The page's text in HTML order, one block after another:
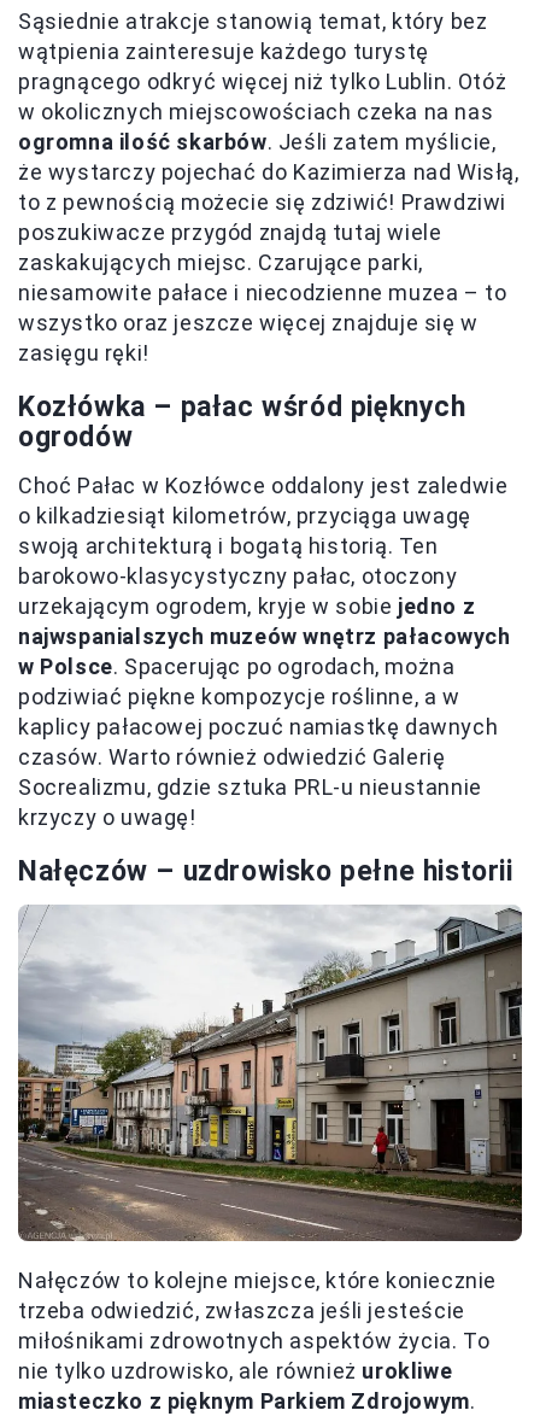
Sąsiednie atrakcje stanowią temat, który bez
wątpienia zainteresuje każdego turystę
pragnącego odkryć więcej niż tylko Lublin. Otóż
w okolicznych miejscowościach czeka na nas
ogromna ilość skarbów. Jeśli zatem myślicie,
że wystarczy pojechać do Kazimierza nad Wisłą,
to z pewnością możecie się zdziwić! Prawdziwi
poszukiwacze przygód znajdą tutaj wiele
zaskakujących miejsc. Czarujące parki,
niesamowite pałace i niecodzienne muzea – to
wszystko oraz jeszcze więcej znajduje się w
zasięgu ręki!
Kozłówka – pałac wśród pięknych
ogrodów
Choć Pałac w Kozłówce oddalony jest zaledwie
o kilkadziesiąt kilometrów, przyciąga uwagę
swoją architekturą i bogatą historią. Ten
barokowo-klasycystyczny pałac, otoczony
urzekającym ogrodem, kryje w sobie jedno z
najwspanialszych muzeów wnętrz pałacowych
w Polsce. Spacerując po ogrodach, można
podziwiać piękne kompozycje roślinne, a w
kaplicy pałacowej poczuć namiastkę dawnych
czasów. Warto również odwiedzić Galerię
Socrealizmu, gdzie sztuka PRL-u nieustannie
krzyczy o uwagę!
Nałęczów – uzdrowisko pełne historii
Nałęczów to kolejne miejsce, które koniecznie
trzeba odwiedzić, zwłaszcza jeśli jesteście
miłośnikami zdrowotnych aspektów życia. To
nie tylko uzdrowisko, ale również urokliwe
miasteczko z pięknym Parkiem Zdrojowym.